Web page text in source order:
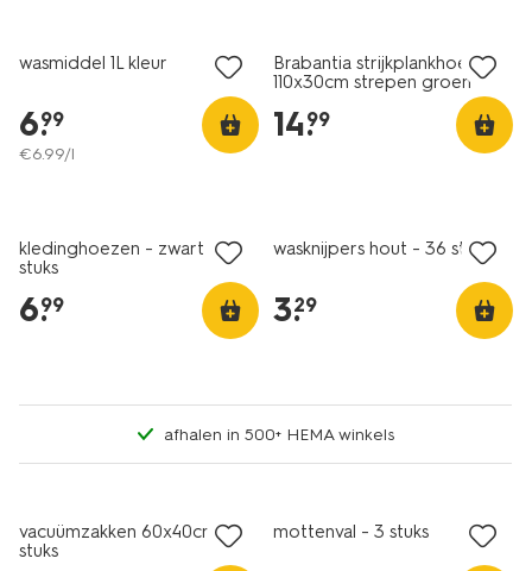
wasmiddel 1L kleur
6.
99
€6.99/l
Brabantia strijkplankhoes A
110x30cm strepen groen
14.
99
kledinghoezen - zwart - 2
stuks
6.
99
wasknijpers hout - 36 stuks
3.
29
afhalen in 500+ HEMA winkels
vacuümzakken 60x40cm - 3
stuks
mottenval - 3 stuks